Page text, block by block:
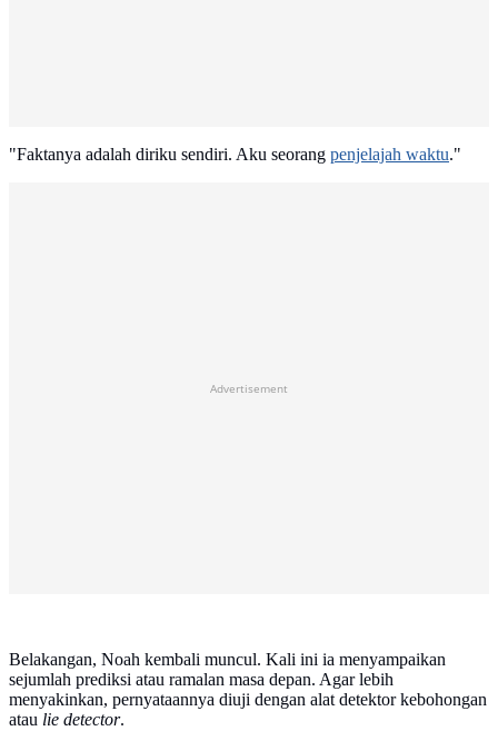
"Faktanya adalah diriku sendiri. Aku seorang penjelajah waktu."
Advertisement
Belakangan, Noah kembali muncul. Kali ini ia menyampaikan
sejumlah prediksi atau ramalan masa depan. Agar lebih
menyakinkan, pernyataannya diuji dengan alat detektor kebohongan
atau lie detector.